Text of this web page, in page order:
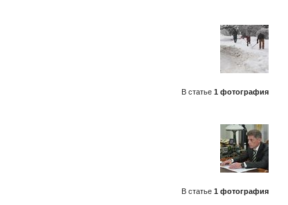
В статье 1 фотография
В статье 1 фотография